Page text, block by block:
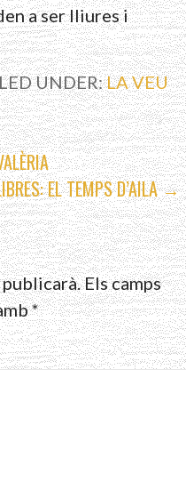
a ser lliures i
UNDER:LA VEU
EL TEMPS D’AILA →
Els camps
*